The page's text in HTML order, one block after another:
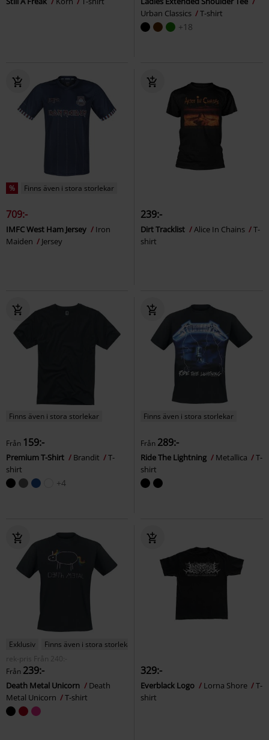
Urban Classics
T-shirt
+18
% Finns även i stora storlekar
709:-
IMFC West Ham Jersey
Iron
Maiden
Jersey
239:-
Dirt Tracklist Alice In Chains
T-
shirt
Finns även i stora storlekar
Från 159:-
Premium T-Shirt Brandit
T-
shirt
+4
Finns även i stora storlekar
Från 289:-
Ride The Lightning Metallica
T-
shirt
Exklusiv
Finns även i stora storlekar
rek-pris
Från 240:-
Från 239:-
Death Metal Unicorn
Death
Metal Unicorn
T-shirt
329:-
Everblack Logo Lorna Shore
T-
shirt